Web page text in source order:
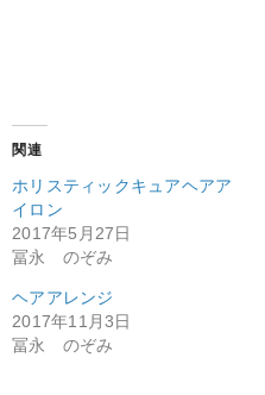
関連
ホリスティックキュアヘアア
イロン
2017年5月27日
冨永 のぞみ
ヘアアレンジ
2017年11月3日
冨永 のぞみ